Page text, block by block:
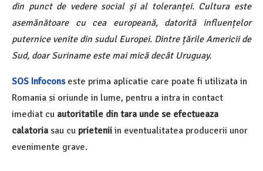
din punct de vedere social și al toleranței. Cultura este
asemănătoare cu cea europeană, datorită influențelor
puternice venite din sudul Europei. Dintre țările Americii de
Sud, doar Suriname este mai mică decât Uruguay.
SOS Infoconseste prima aplicatie care poate fi utilizata in
Romania si oriunde in lume, pentru a intra in contact
imediat cu autoritatile din tara unde se efectueaza
calatoria sau cu prietenii in eventualitatea producerii unor
evenimente grave.